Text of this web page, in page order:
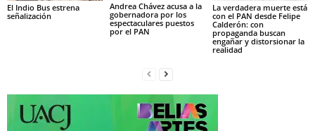
El Indio Bus estrena
señalización
Andrea Chávez acusa a la
gobernadora por los
espectaculares puestos
por el PAN
La verdadera muerte está
con el PAN desde Felipe
Calderón: con
propaganda buscan
engañar y distorsionar la
realidad